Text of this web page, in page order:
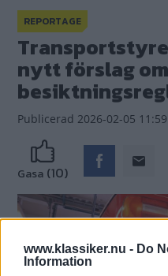
www.klassiker.nu - Do
Information
REPORTAGE
nytt förslag om
Publicerad 2026-02-05 11:59
Gasa (10)